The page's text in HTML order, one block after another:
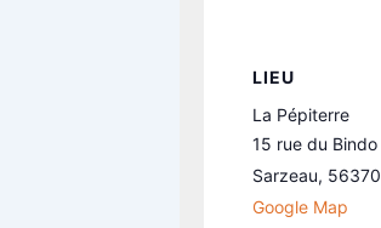
LIEU
La Pépiterre
15 rue du Bindo
Sarzeau, 56370
Google Map